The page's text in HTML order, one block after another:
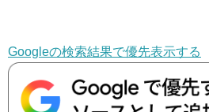
Googleの検索結果で優先表示する